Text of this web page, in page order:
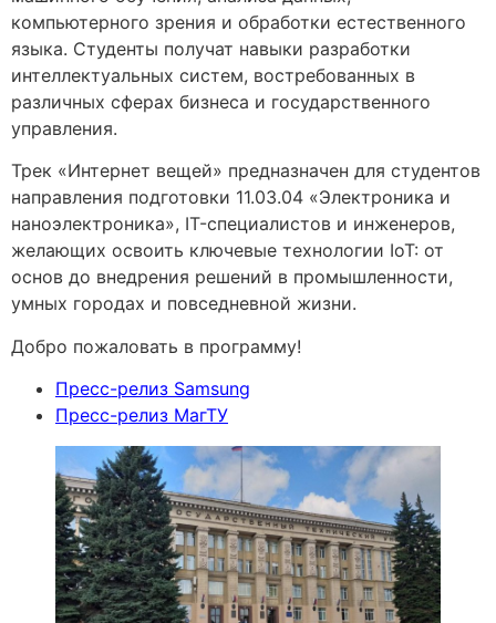
компьютерного зрения и обработки естественного
языка. Студенты получат навыки разработки
интеллектуальных систем, востребованных в
различных сферах бизнеса и государственного
управления.
Трек «Интернет вещей» предназначен для студентов
направления подготовки 11.03.04 «Электроника и
наноэлектроника», IT-специалистов и инженеров,
желающих освоить ключевые технологии IoT: от
основ до внедрения решений в промышленности,
умных городах и повседневной жизни.
Добро пожаловать в программу!
Пресс-релиз Samsung
Пресс-релиз МагТУ